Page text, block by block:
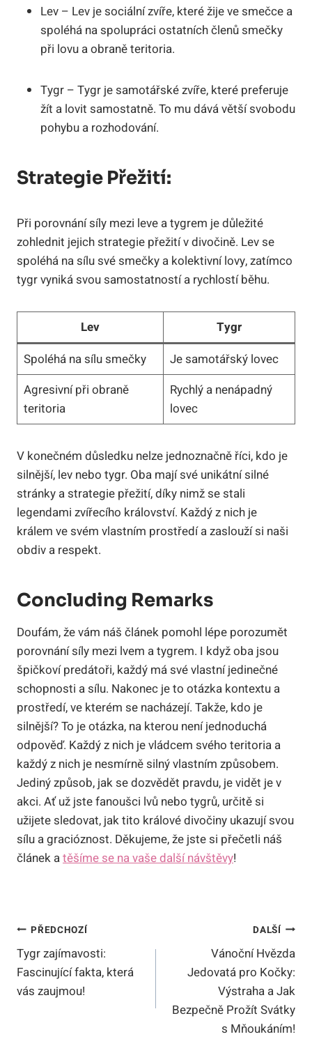
Lev – Lev je sociální zvíře, které žije ve smečce a
spoléhá na spolupráci ostatních členů smečky
při lovu a obraně teritoria.
Tygr – Tygr je samotářské zvíře, které preferuje
žít a lovit samostatně. To mu dává větší svobodu
pohybu a rozhodování.
Strategie Přežití:
Při porovnání síly mezi leve a tygrem je důležité
zohlednit jejich strategie přežití v divočině. Lev se
spoléhá na sílu své smečky a kolektivní lovy, zatímco
tygr vyniká svou samostatností a rychlostí běhu.
Lev
Tygr
Spoléhá na sílu smečky
Je samotářský lovec
Agresivní při obraně
teritoria
Rychlý a nenápadný
lovec
V konečném důsledku nelze jednoznačně říci, kdo je
silnější, lev nebo tygr. Oba mají své unikátní silné
stránky a strategie přežití, díky nimž se stali
legendami zvířecího království. Každý z nich je
králem ve svém vlastním prostředí a zaslouží si naši
obdiv a respekt.
Concluding Remarks
Doufám, že vám náš článek pomohl lépe porozumět
porovnání síly mezi lvem a tygrem. I když oba jsou
špičkoví predátoři, každý má své vlastní jedinečné
schopnosti a sílu. Nakonec je to otázka kontextu a
prostředí, ve kterém se nacházejí. Takže, kdo je
silnější? To je otázka, na kterou není jednoduchá
odpověď. Každý z nich je vládcem svého teritoria a
každý z nich je nesmírně silný vlastním způsobem.
Jediný způsob, jak se dozvědět pravdu, je vidět je v
akci. Ať už jste fanoušci lvů nebo tygrů, určitě si
užijete sledovat, jak tito králové divočiny ukazují svou
sílu a gracióznost. Děkujeme, že jste si přečetli náš
článek atěšíme se na vaše další návštěvy!
Navigace
Pro
Příspěvek
PŘEDCHOZÍ
Tygr zajímavosti:
Fascinující fakta, která
vás zaujmou!
DALŠÍ
Vánoční Hvězda
Jedovatá pro Kočky:
Výstraha a Jak
Bezpečně Prožít Svátky
s Mňoukáním!